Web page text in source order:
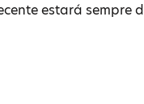
estará sempre